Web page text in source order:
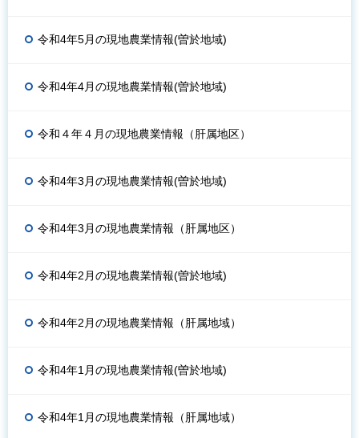
令和4年5月の現地農業情報(曽於地域)
令和4年4月の現地農業情報(曽於地域)
令和４年４月の現地農業情報（肝属地区）
令和4年3月の現地農業情報(曽於地域)
令和4年3月の現地農業情報（肝属地区）
令和4年2月の現地農業情報(曽於地域)
令和4年2月の現地農業情報（肝属地域）
令和4年1月の現地農業情報(曽於地域)
令和4年1月の現地農業情報（肝属地域）